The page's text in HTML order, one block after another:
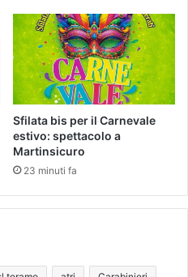
Sfilata bis per il Carnevale
estivo: spettacolo a
Martinsicuro
23 minuti fa